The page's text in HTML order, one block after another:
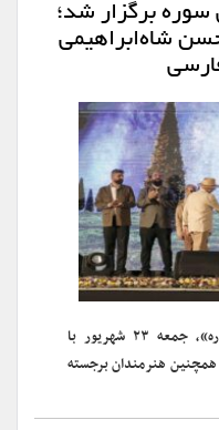
برگزار شد؛
شاه‌ابراهیمی
چهارمین رویداد «شب سینمایی سوره»، جمعه ۲۳ شهریور با
هنرمندان برجسته